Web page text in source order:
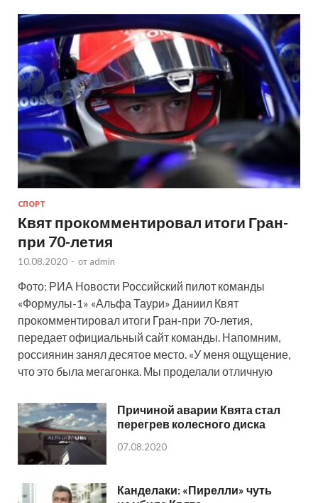
СПОРТ
Квят прокомментировал итоги Гран-
при 70-летия
10.08.2020 - от admin
Фото: РИА Новости Российский пилот команды
«Формулы-1» «Альфа Таури» Даниил Квят
прокомментировал итоги Гран-при 70-летия,
передает официальный сайт команды. Напомним,
россиянин занял десятое место. «У меня ощущение,
что это была мегагонка. Мы проделали отличную
Причиной аварии Квята стал
перегрев колесного диска
07.08.2020
Канделаки: «Пирелли» чуть